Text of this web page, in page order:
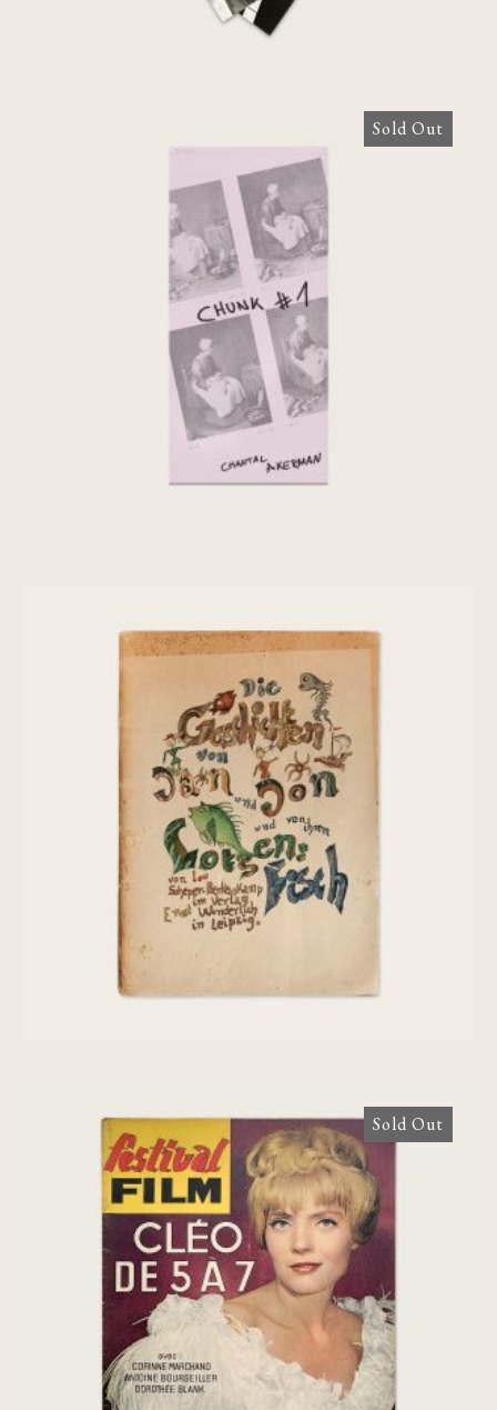
Sold Out
Chunk #1: Chantal Akerman
Die Geschichten von Jan und Jon und
von ihrem Lotsen-Fisch
€320,00
Sold Out
Festival Film N.16: Cléo de 5 à 7.
Cinéroman [Agnès Varda]